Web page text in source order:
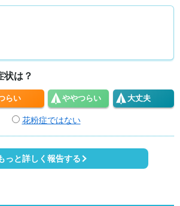
状は？
らい ややつらい 大丈夫
花粉症ではない
っと詳しく報告する